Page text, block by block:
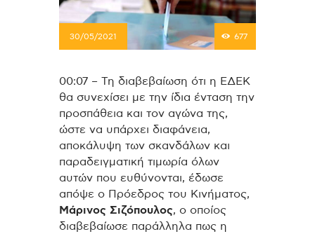
30/05/2021 677
00:07 – Τη διαβεβαίωση ότι η ΕΔΕΚ
θα συνεχίσει με την ίδια ένταση την
προσπάθεια και τον αγώνα της,
ώστε να υπάρχει διαφάνεια,
αποκάλυψη των σκανδάλων και
παραδειγματική τιμωρία όλων
αυτών που ευθύνονται, έδωσε
απόψε ο Πρόεδρος του Κινήματος,
Μάρινος Σιζόπουλος, ο οποίος
διαβεβαίωσε παράλληλα πως η